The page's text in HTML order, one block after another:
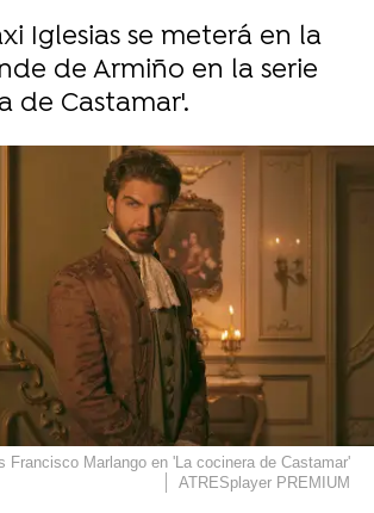
Iglesias se meterá en la
de Armiño en la serie
de Castamar'.
Francisco Marlango en 'La cocinera de Castamar'
ATRESplayer PREMIUM